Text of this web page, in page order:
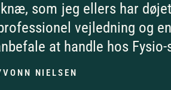
som jeg ellers har
vejledning og
at handle hos
NIELSEN